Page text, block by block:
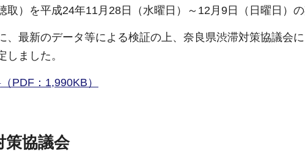
取）を平成24年11月28日（水曜日）～12月9日（日曜日）の
、最新のデータ等による検証の上、奈良県渋滞対策協議会
しました。
PDF：1,990KB）
策協議会